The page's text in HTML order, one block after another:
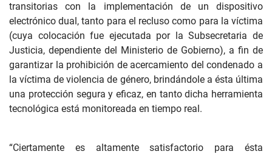
transitorias con la implementación de un dispositivo
electrónico dual, tanto para el recluso como para la víctima
(cuya colocación fue ejecutada por la Subsecretaria de
Justicia, dependiente del Ministerio de Gobierno), a fin de
garantizar la prohibición de acercamiento del condenado a
la víctima de violencia de género, brindándole a ésta última
una protección segura y eficaz, en tanto dicha herramienta
tecnológica está monitoreada en tiempo real.
“Ciertamente es altamente satisfactorio para ésta